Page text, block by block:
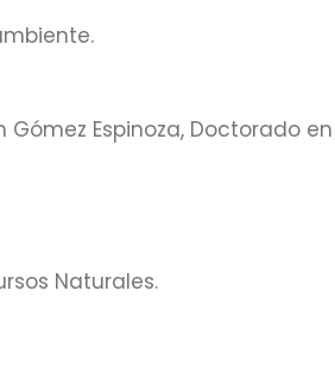
Espinoza, Doctorado
Naturales.